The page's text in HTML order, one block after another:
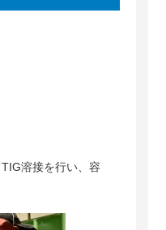
溶接を行い、容